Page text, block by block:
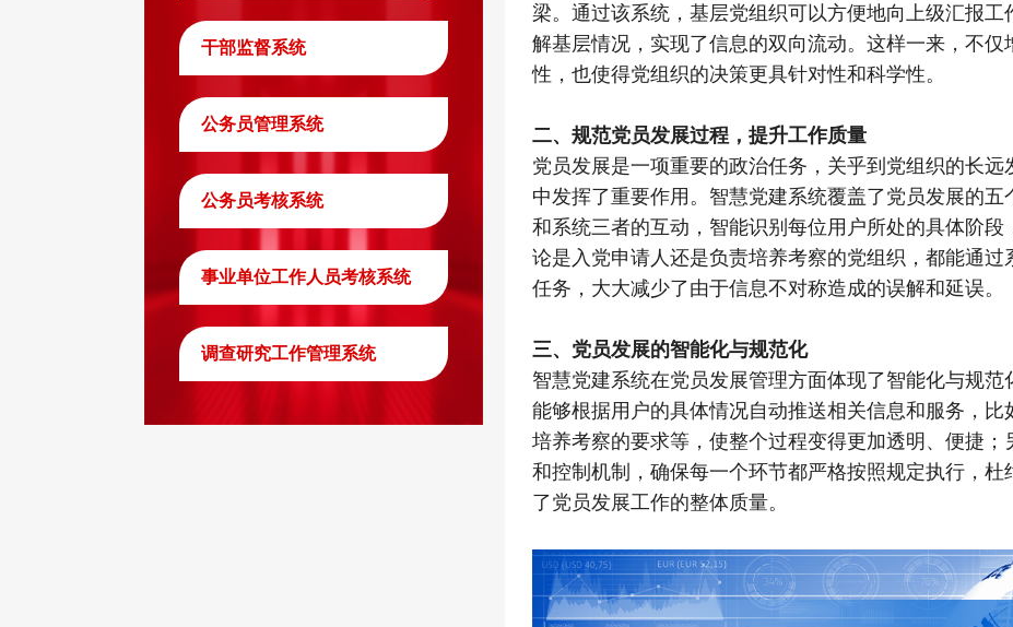
干部监督系统
公务员管理系统
公务员考核系统
事业单位工作人员考核系统
调查研究工作管理系统
梁。通过该系统，基层党组织可以方便地向上级汇报
解基层情况，实现了信息的双向流动。这样一来，不仅
性，也使得党组织的决策更具针对性和科学性。
二、规范党员发展过程，提升工作质量
党员发展是一项重要的政治任务，关乎到党组织的长远
中发挥了重要作用。智慧党建系统覆盖了党员发展的五
和系统三者的互动，智能识别每位用户所处的具体阶
论是入党申请人还是负责培养考察的党组织，都能通
任务，大大减少了由于信息不对称造成的误解和延误。
三、党员发展的智能化与规范化
智慧党建系统在党员发展管理方面体现了智能化与规
能够根据用户的具体情况自动推送相关信息和服务，比
培养考察的要求等，使整个过程变得更加透明、便捷
和控制机制，确保每一个环节都严格按照规定执行，
了党员发展工作的整体质量。